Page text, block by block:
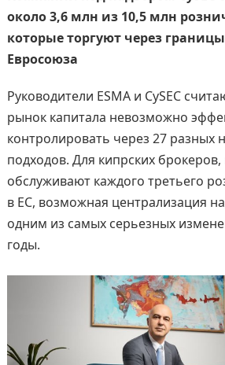
около 3,6 млн из 10,5 млн
которые торгуют через
Евросоюза
Руководители ESMA и CySEC
рынок капитала невозможно
контролировать через 27 разных
подходов. Для кипрских
обслуживают каждого третьего
в ЕС, возможная централизация
одним из самых серьезных
годы.